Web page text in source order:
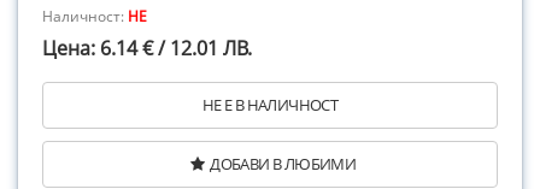
Наличност: НЕ
Цена: 6.14 € / 12.01 ЛВ.
НЕ Е В НАЛИЧНОСТ
ДОБАВИ В ЛЮБИМИ